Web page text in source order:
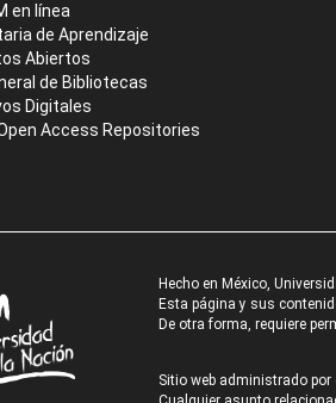
en línea
de Aprendizaje
Abiertos
de Bibliotecas
Digitales
Access Repositories
Hecho en México,
Esta página y sus
De otra forma, requiere
Sitio web administrado